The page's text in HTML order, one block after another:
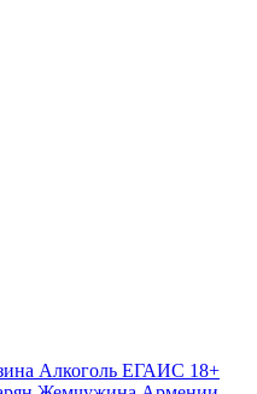
Алкоголь ЕГАИС 18+